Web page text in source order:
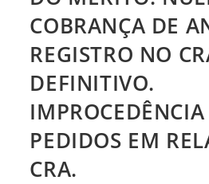
COBRANÇA DE
REGISTRO NO
DEFINITIVO.
PEDIDOS EM
CRA.